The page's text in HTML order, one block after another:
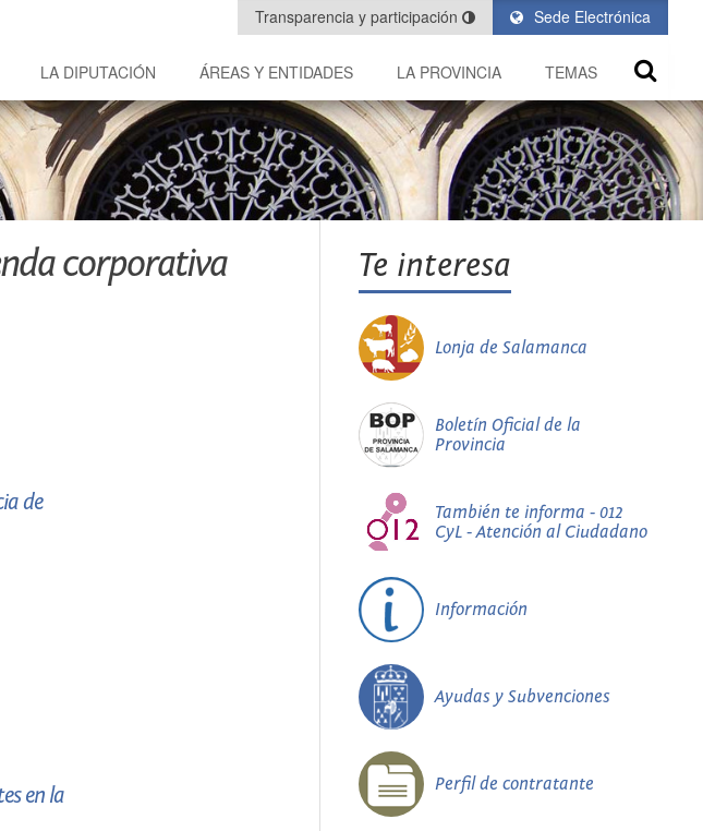
Sede Electrónica
Transparencia y participación
LA DIPUTACIÓN ÁREAS Y ENTIDADES LA PROVINCIA TEMAS
corporativa
de
en la
Te interesa
Lonja de Salamanca
Boletín Oficial de la
Provincia
También te informa - 012
CyL - Atención al Ciudadano
Información
Ayudas y Subvenciones
Perfil de contratante